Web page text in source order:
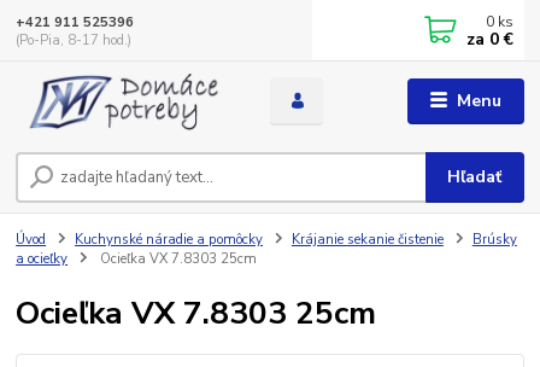
Menu
Hľadať
+421 911 525396
(Po-Pia, 8-17 hod.)
0 ks
za 0 €
Úvod Kuchynské náradie a pomôcky Krájanie sekanie čistenie
Brúsky
a ocieľky
Ocieľka VX 7.8303 25cm
Ocieľka VX 7.8303 25cm